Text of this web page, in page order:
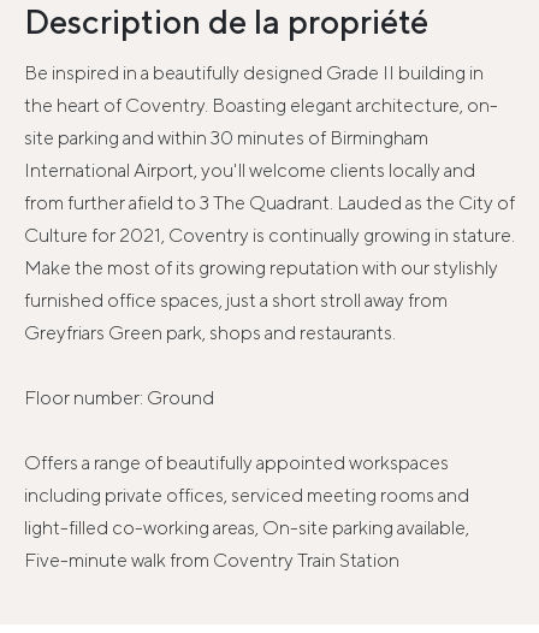
Description de la propriété
Be inspired in a beautifully designed Grade II building in
the heart of Coventry. Boasting elegant architecture, on-
site parking and within 30 minutes of Birmingham
International Airport, you'll welcome clients locally and
from further afield to 3 The Quadrant. Lauded as the City of
Culture for 2021, Coventry is continually growing in stature.
Make the most of its growing reputation with our stylishly
furnished office spaces, just a short stroll away from
Greyfriars Green park, shops and restaurants.
Floor number: Ground
Offers a range of beautifully appointed workspaces
including private offices, serviced meeting rooms and
light-filled co-working areas, On-site parking available,
Five-minute walk from Coventry Train Station